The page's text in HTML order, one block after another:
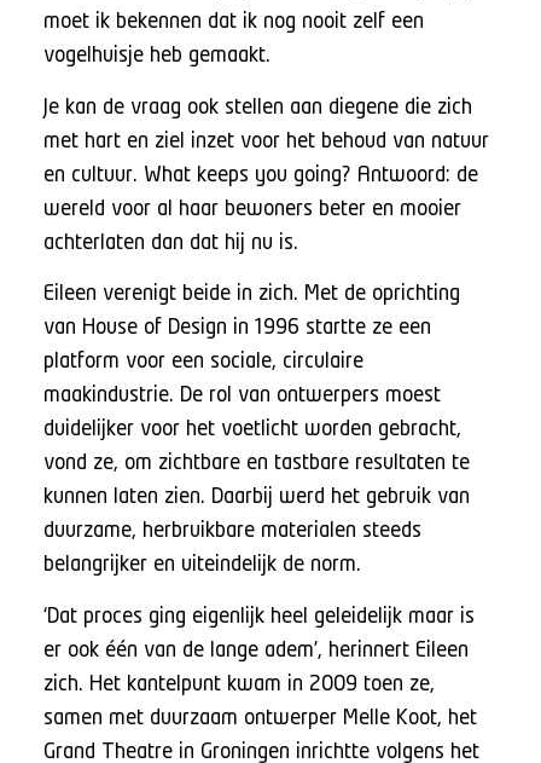
moet ik bekennen dat ik nog nooit zelf een
vogelhuisje heb gemaakt.
Je kan de vraag ook stellen aan diegene die zich
met hart en ziel inzet voor het behoud van natuur
en cultuur. What keeps you going? Antwoord: de
wereld voor al haar bewoners beter en mooier
achterlaten dan dat hij nu is.
Eileen verenigt beide in zich. Met de oprichting
van House of Design in 1996 startte ze een
platform voor een sociale, circulaire
maakindustrie. De rol van ontwerpers moest
duidelijker voor het voetlicht worden gebracht,
vond ze, om zichtbare en tastbare resultaten te
kunnen laten zien. Daarbij werd het gebruik van
duurzame, herbruikbare materialen steeds
belangrijker en uiteindelijk de norm.
‘Dat proces ging eigenlijk heel geleidelijk maar is
er ook één van de lange adem’, herinnert Eileen
zich. Het kantelpunt kwam in 2009 toen ze,
samen met duurzaam ontwerper Melle Koot, het
Grand Theatre in Groningen inrichtte volgens het